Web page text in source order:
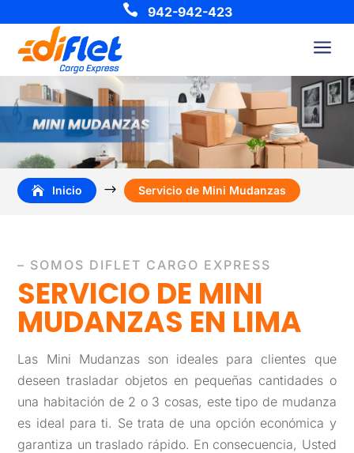
 942-942-423
a
Inicio $ Servicio de Mini Mudanzas
– SOMOS DIFLET CARGO EXPRESS
SERVICIO DE MINI
MUDANZAS EN LIMA
Las Mini Mudanzas son ideales para clientes que
deseen trasladar objetos en pequeñas cantidades o
una habitación de 2 o 3 cosas, este tipo de mudanza
es ideal para ti. Se trata de una opción económica y
garantiza un traslado rápido. En consecuencia, Usted